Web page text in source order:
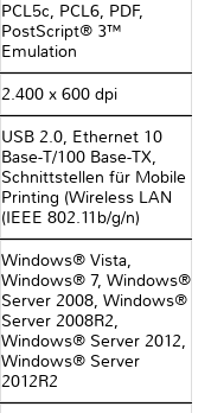
PCL5c, PCL6, PDF,
PostScript® 3™
Emulation
2.400 x 600 dpi
USB 2.0, Ethernet 10
Base-T/100 Base-TX,
Schnittstellen für Mobile
Printing (Wireless LAN
(IEEE 802.11b/g/n)
Windows® Vista,
Windows® 7, Windows®
Server 2008, Windows®
Server 2008R2,
Windows® Server 2012,
Windows® Server
2012R2